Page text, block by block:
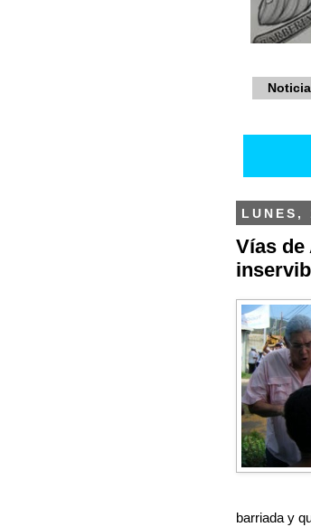
LUNES,
Vías de
barriada y